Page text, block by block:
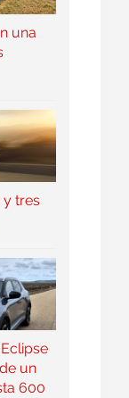
una
y tres
un
600